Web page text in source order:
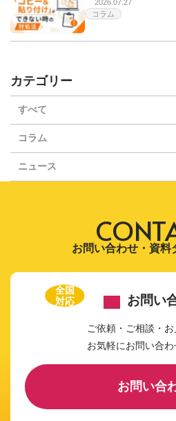
2026.07.27
コラム
カテゴリー
すべて
コラム
ニュース
お問い合わせ・資料
全国
対応
お問い
ご依頼・ご相談・
お気軽にお問い合
お問い合